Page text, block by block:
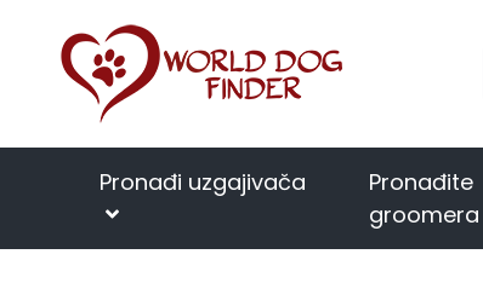
Pronađi uzgajivača
Pronađite
groomera